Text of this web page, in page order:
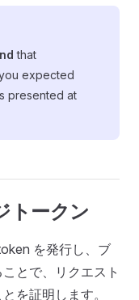
that
expected
presented at
トークン
を発行し、ブ
とで、リクエスト
を証明します。